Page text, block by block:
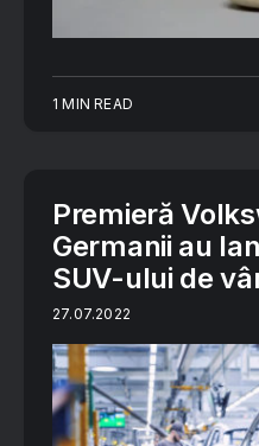
1 MIN READ
Premieră
Germanii au
SUV-ului de
27.07.2022